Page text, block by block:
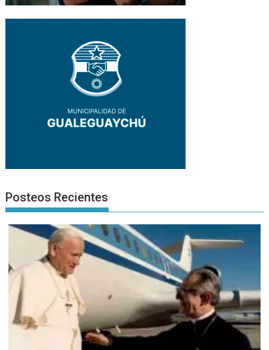
Posteos Recientes